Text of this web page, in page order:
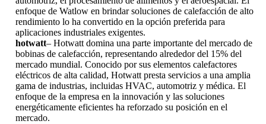
enfoque de Watlow en brindar soluciones de calefacción de alto
rendimiento lo ha convertido en la opción preferida para
aplicaciones industriales exigentes.
hotwatt– Hotwatt domina una parte importante del mercado de
bobinas de calefacción, representando alrededor del 15% del
mercado mundial. Conocido por sus elementos calefactores
eléctricos de alta calidad, Hotwatt presta servicios a una amplia
gama de industrias, incluidas HVAC, automotriz y médica. El
enfoque de la empresa en la innovación y las soluciones
energéticamente eficientes ha reforzado su posición en el
mercado.